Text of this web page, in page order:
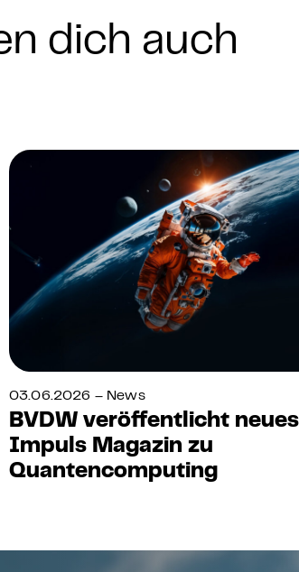
dich auch
03.06.2026 – News
BVDW veröffentlicht neues
Impuls Magazin zu
Quantencomputing